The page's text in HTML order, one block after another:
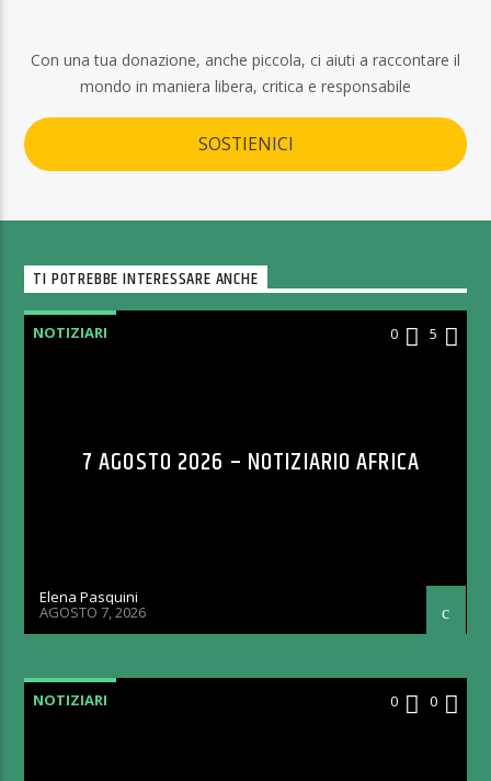
Con una tua donazione, anche piccola, ci aiuti a raccontare il
mondo in maniera libera, critica e responsabile
SOSTIENICI
TI POTREBBE INTERESSARE ANCHE
NOTIZIARI 0 5
7 AGOSTO 2026 – NOTIZIARIO AFRICA
Elena Pasquini
AGOSTO 7, 2026
NOTIZIARI 0 0